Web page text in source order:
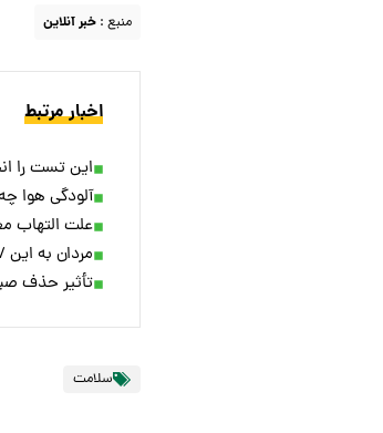
منبع : خبر آنلاین
اخبار مرتبط
این تست را
آلودگی هوا
علت التهاب
مردان به این ۷ دلیل سیب زمینی زیاد بخورند
تأثیر حذف
سلامت